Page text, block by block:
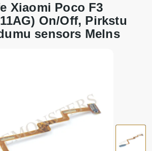
Xiaomi Poco F3
On/Off, Pirkstu
sensors Melns